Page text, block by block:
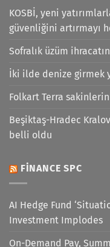
KOSBİ, yeni
güvenliğini artırmayı
Sofralık üzüm
İki ilde denize girmek
Folkart Terra
Beşiktaş-Hradec
belli oldu
FINANCE SPC
AI Hedge Fund
Investment Implodes
On-Demand Pay,